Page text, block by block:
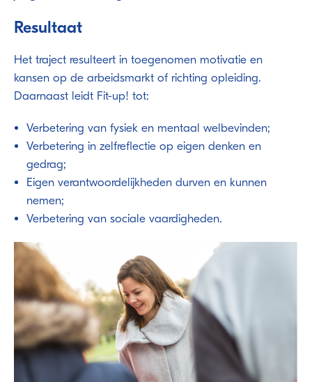
Resultaat
Het traject resulteert in toegenomen motivatie en
kansen op de arbeidsmarkt of richting opleiding.
Daarnaast leidt Fit-up! tot:
Verbetering van fysiek en mentaal welbevinden;
Verbetering in zelfreflectie op eigen denken en
gedrag;
Eigen verantwoordelijkheden durven en kunnen
nemen;
Verbetering van sociale vaardigheden.